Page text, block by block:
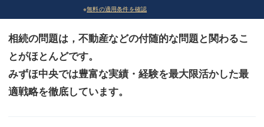
法律相談など（その他）
お客様へ
みずほ中央の特長・実質編
※無料の適用条件を確認
相続の問題は，不動産などの付随的な問題と関わるこ
とがほとんどです。
みずほ中央では豊富な実績・経験を最大限活かした最
適戦略を徹底しています。
法律相談など（その他）
お客様へ
みずほ中央の特長・実質編